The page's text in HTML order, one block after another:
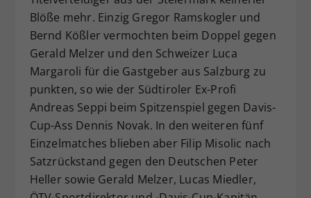
Blöße mehr. Einzig Gregor Ramskogler und
Bernd Kößler vermochten beim Doppel gegen
Gerald Melzer und den Schweizer Luca
Margaroli für die Gastgeber aus Salzburg zu
punkten, so wie der Südtiroler Ex-Profi
Andreas Seppi beim Spitzenspiel gegen Davis-
Cup-Ass Dennis Novak. In den weiteren fünf
Einzelmatches blieben aber Filip Misolic nach
Satzrückstand gegen den Deutschen Peter
Heller sowie Gerald Melzer, Lucas Miedler,